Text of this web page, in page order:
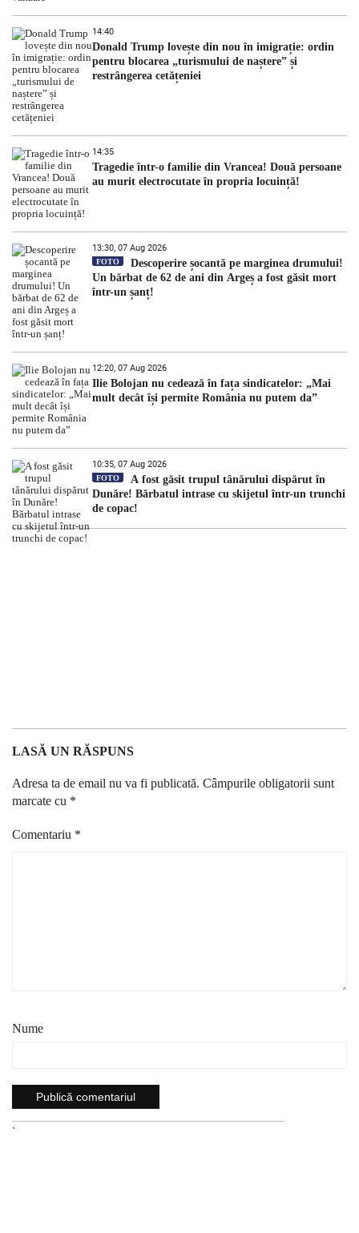
14:40
Donald Trump lovește din nou în imigrație: ordin
pentru blocarea „turismului de naștere” și
restrângerea cetățeniei
14:35
Tragedie într-o familie din Vrancea! Două persoane
au murit electrocutate în propria locuință!
13:30, 07 Aug 2026
FOTO
Descoperire șocantă pe marginea drumului!
Un bărbat de 62 de ani din Argeș a fost găsit mort
într-un șanț!
12:20, 07 Aug 2026
Ilie Bolojan nu cedează în fața sindicatelor: „Mai
mult decât își permite România nu putem da”
10:35, 07 Aug 2026
FOTO
A fost găsit trupul tânărului dispărut în
Dunăre! Bărbatul intrase cu skijetul într-un trunchi
de copac!
LASĂ UN RĂSPUNS
Adresa ta de email nu va fi publicată. Câmpurile obligatorii sunt
marcate cu *
Comentariu *
Nume
`